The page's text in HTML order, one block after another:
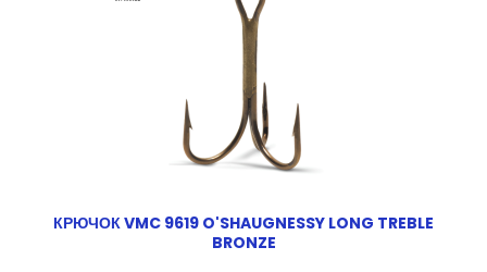
КРЮЧОК VMC 9619 O'SHAUGNESSY LONG TREBLE
BRONZE